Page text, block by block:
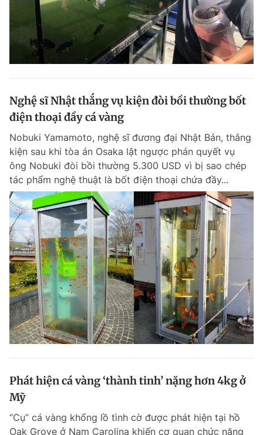
Nghệ sĩ Nhật thắng vụ kiện đòi bồi thường bốt
điện thoại đầy cá vàng
Nobuki Yamamoto, nghệ sĩ đương đại Nhật Bản, thắng
kiện sau khi tòa án Osaka lật ngược phán quyết vụ
ông Nobuki đòi bồi thường 5.300 USD vì bị sao chép
tác phẩm nghệ thuật là bốt điện thoại chứa đầy...
Phát hiện cá vàng ‘thành tinh’ nặng hơn 4kg ở
Mỹ
“Cụ” cá vàng khổng lồ tình cờ được phát hiện tại hồ
Oak Grove ở Nam Carolina khiến cơ quan chức năng